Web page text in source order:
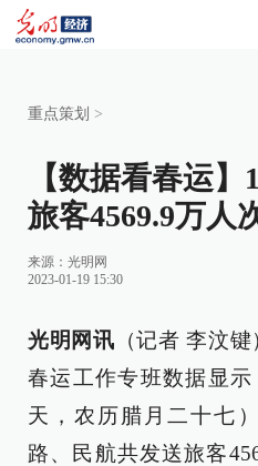
重点策划 >
【数据看春运
旅客4569.9万人
来源： 光明网
2023-01-19 15:30
光明网讯 （记者 李汶
春运工作专班数据显
天，农历腊月二十七
路、民航共发送旅客